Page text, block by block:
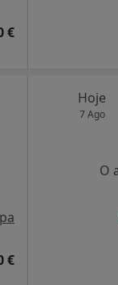
€
€
Hoje
7 Ago
O